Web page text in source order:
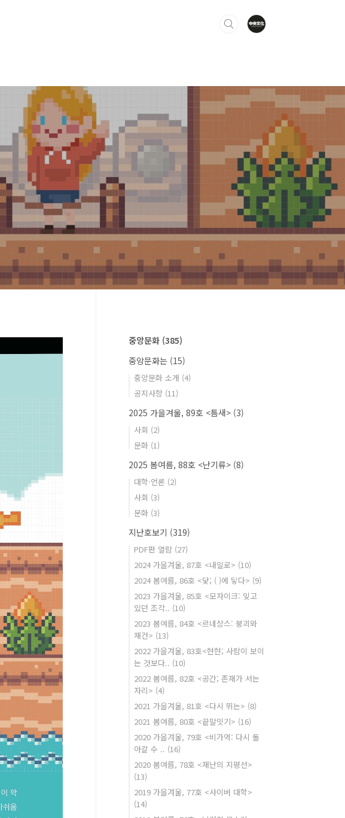
중앙문화 (385)
중앙문화는 (15)
중앙문화 소개 (4)
공지사항 (11)
2025 가을겨울, 89호 <틈새> (3)
사회 (2)
문화 (1)
2025 봄여름, 88호 <난기류> (8)
대학·언론 (2)
사회 (3)
문화 (3)
지난호보기 (319)
PDF판 열람 (27)
2024 가을겨울, 87호 <내일로> (10)
2024 봄여름, 86호 <닻; ( )에 닿다> (9)
2023 가을겨울, 85호 <모자이크: 잊고
있던 조각.. (10)
2023 봄여름, 84호 <르네상스: 붕괴와
재건> (13)
2022 가을겨울, 83호<현현; 사람이 보이
는 것보다.. (10)
2022 봄여름, 82호 <공간; 존재가 서는
자리> (4)
2021 가을겨울, 81호 <다시 뛰는> (8)
2021 봄여름, 80호 <끝말잇기> (16)
2020 가을겨울, 79호 <비가역: 다시 돌
아갈 수 .. (16)
2020 봄여름, 78호 <재난의 지평선>
(13)
2019 가을겨울, 77호 <사이버 대학>
(14)